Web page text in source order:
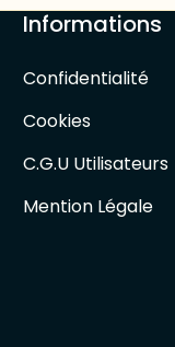
Informations
Confidentialité
Cookies
C.G.U Utilisateurs
Mention Légale